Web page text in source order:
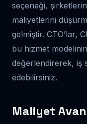
seçeneği,
maliyetlerini
gelmiştir. CTO’lar,
bu hizmet
değerlendirerek, iş
edebilirsiniz.
Maliyet